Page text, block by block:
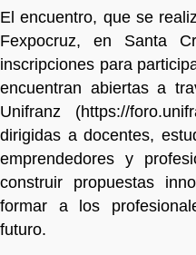
El encuentro, que se
Fexpocruz, en Santa
inscripciones para
encuentran abiertas a
Unifranz (https://
dirigidas a docentes,
emprendedores y
construir propuestas
formar a los
futuro.